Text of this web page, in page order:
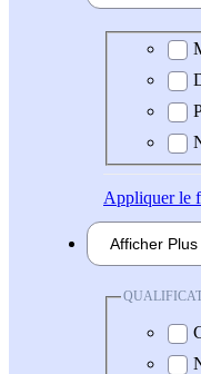
Appliquerle
Afficher